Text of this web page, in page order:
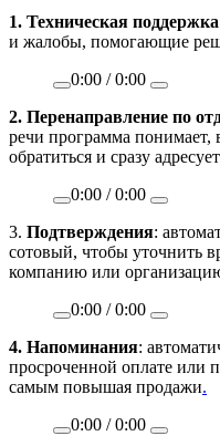
1. Техническая поддержка
и жалобы, помогающие
0:00 /0:00
2. Перенаправление по
речи программа понимает,
обратиться и сразу
0:00 /0:00
3. Подтверждения:
сотовый, чтобы уточнить
компанию или
0:00 /0:00
4. Напоминания:
просроченной оплате или
самым повышая продажи.
0:00 /0:00